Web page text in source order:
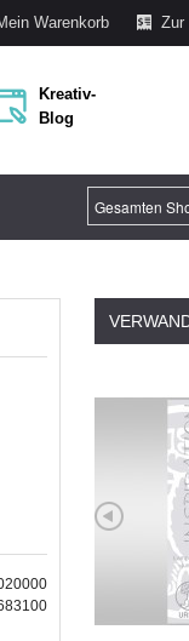
Warenkorb Zur
Kreativ-
Blog